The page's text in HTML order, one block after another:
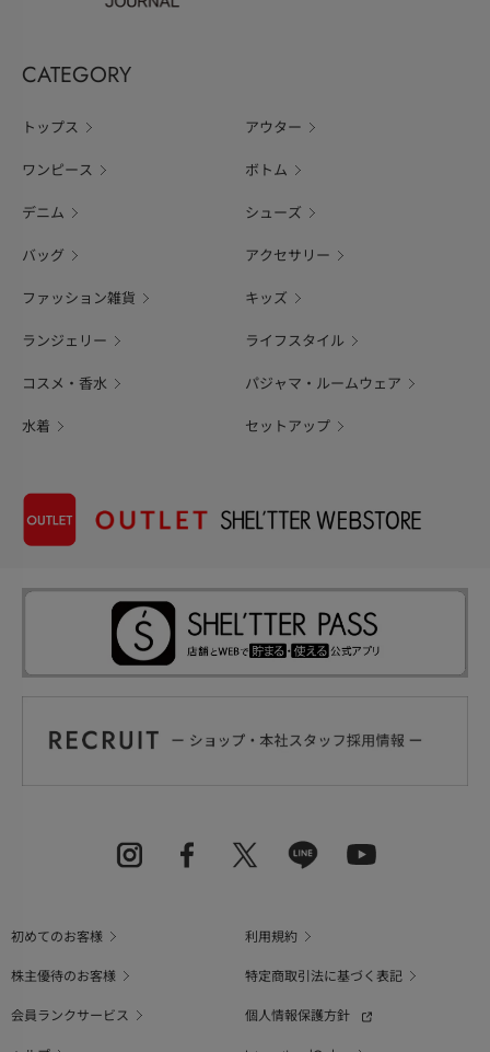
CATEGORY
トップス アウター
ワンピース ボトム
デニム シューズ
バッグ アクセサリー
ファッション雑貨 キッズ
ランジェリー ライフスタイル
コスメ・香水 パジャマ・ルームウェア
水着 セットアップ
初めてのお客様
利用規約
株主優待のお客様
特定商取引法に基づく表記
会員ランクサービス
個人情報保護方針